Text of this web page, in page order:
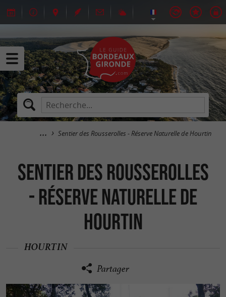
Sentier des Rousserolles - Réserve Naturelle de Hourtin
Sentier des Rousserolles
- Réserve Naturelle de
Hourtin
HOURTIN
Partager